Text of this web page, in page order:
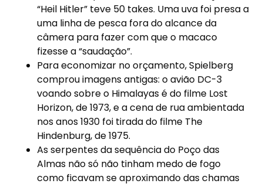
“Heil Hitler” teve 50 takes. Uma uva foi presa a
uma linha de pesca fora do alcance da
câmera para fazer com que o macaco
fizesse a “saudação”.
Para economizar no orçamento, Spielberg
comprou imagens antigas: o avião DC-3
voando sobre o Himalayas é do filme Lost
Horizon, de 1973, e a cena de rua ambientada
nos anos 1930 foi tirada do filme The
Hindenburg, de 1975.
As serpentes da sequência do Poço das
Almas não só não tinham medo de fogo
como ficavam se aproximando das chamas